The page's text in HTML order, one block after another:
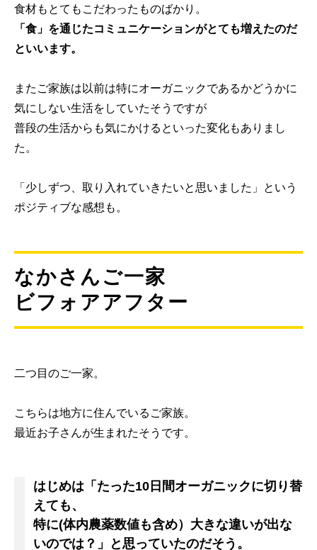
食材もとてもこだわったものばかり。
「食」を通じたコミュニケーションがとても増えたのだ
といいます。
またご家族は以前は特にオーガニックであるかどうかに
気にしない生活をしていたそうですが
普段の生活からも気にかけるといった変化もありまし
た。
「少しずつ、取り入れていきたいと思いました」という
ポジティブな感想も。
なかさんご一家
ビフォアアフター
二つ目のご一家。
こちらは地方に住んでいるご家族。
最近お子さんが生まれたそうです。
はじめは「たった10日間オーガニックに切り替
えても、
特に(体内農薬数値も含め）大きな違いが出な
いのでは？」と思っていたのだそう。